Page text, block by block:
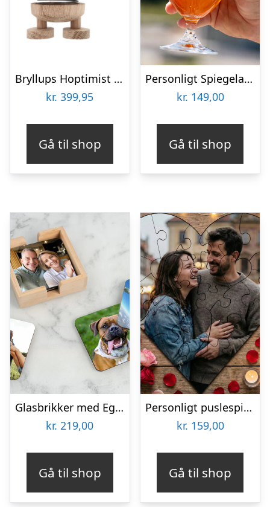
Bryllups Hoptimist Brud – small
kr. 399,95
Gå til shop
Personligt Spiegelau Ølglas med Gravering – Bogstav & Navn
kr. 149,00
Gå til shop
Glasbrikker med Eget Foto – 6-pak
kr. 219,00
Gå til shop
Personligt puslespil med Billede – Hjerte
kr. 159,00
Gå til shop